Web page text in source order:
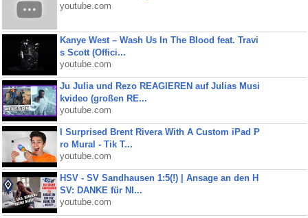
youtube.com
Kanye West – Wash Us In The Blood feat. Travi
s Scott (Offici...
youtube.com
Ju Julia und Rezo REAGIEREN auf Julias Musi
kvideo (großen RE...
youtube.com
I Surprised Brent Rivera With A Custom iPad P
ro Mural - Tik T...
youtube.com
HSV - SV Sandhausen 1:5(!) | Ansage an den H
SV: DANKE für NI...
youtube.com